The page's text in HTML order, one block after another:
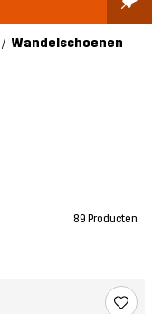
Wandelschoenen
89 Producten